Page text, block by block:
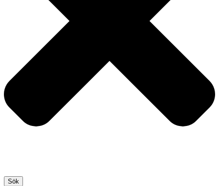
Sök